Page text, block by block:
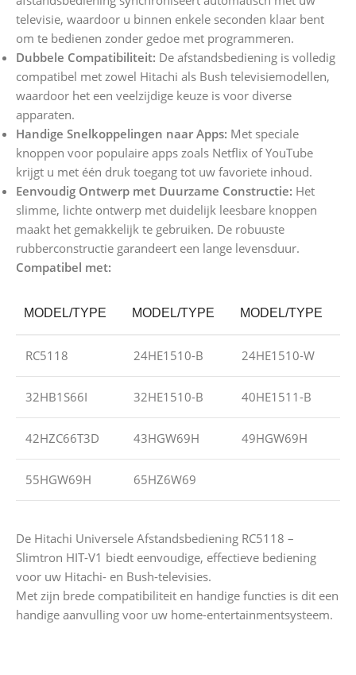
televisie, waardoor u binnen enkele seconden klaar bent
om te bedienen zonder gedoe met programmeren.
Dubbele Compatibiliteit: De afstandsbediening is volledig
compatibel met zowel Hitachi als Bush televisiemodellen,
waardoor het een veelzijdige keuze is voor diverse
apparaten.
Handige Snelkoppelingen naar Apps: Met speciale
knoppen voor populaire apps zoals Netflix of YouTube
krijgt u met één druk toegang tot uw favoriete inhoud.
Eenvoudig Ontwerp met Duurzame Constructie: Het
slimme, lichte ontwerp met duidelijk leesbare knoppen
maakt het gemakkelijk te gebruiken. De robuuste
rubberconstructie garandeert een lange levensduur.
Compatibel met:
MODEL/TYPE MODEL/TYPE MODEL/TYPE
RC5118 24HE1510-B 24HE1510-W
32HB1S66I 32HE1510-B 40HE1511-B
42HZC66T3D 43HGW69H 49HGW69H
55HGW69H 65HZ6W69
De Hitachi Universele Afstandsbediening RC5118 –
Slimtron HIT-V1 biedt eenvoudige, effectieve bediening
voor uw Hitachi- en Bush-televisies.
Met zijn brede compatibiliteit en handige functies is dit een
handige aanvulling voor uw home-entertainmentsysteem.